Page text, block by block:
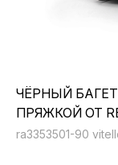
ЧЁРНЫЙ
ПРЯЖКОЙ ОТ
ra3353501-90